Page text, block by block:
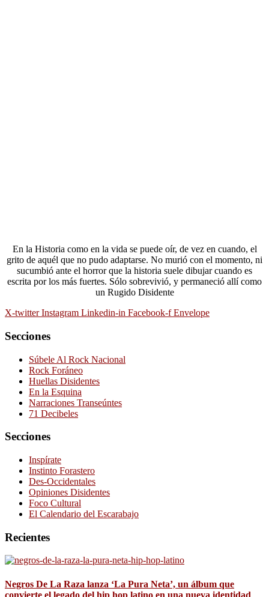
En la Historia como en la vida se puede oír, de vez en cuando, el
grito de aquél que no pudo adaptarse. No murió con el momento, ni
sucumbió ante el horror que la historia suele dibujar cuando es
escrita por los más fuertes. Sólo sobrevivió, y permaneció allí como
un Rugido Disidente
X-twitter Instagram Linkedin-in Facebook-f Envelope
Secciones
Súbele Al Rock Nacional
Rock Foráneo
Huellas Disidentes
En la Esquina
Narraciones Transeúntes
71 Decibeles
Secciones
Inspírate
Instinto Forastero
Des-Occidentales
Opiniones Disidentes
Foco Cultural
El Calendario del Escarabajo
Recientes
Negros De La Raza lanza ‘La Pura Neta’, un álbum que
convierte el legado del hip hop latino en una nueva identidad